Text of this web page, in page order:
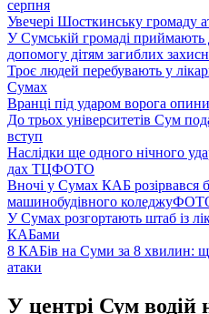
серпня
Увечері Шосткинську громаду
У Сумській громаді приймають
допомогу дітям загиблих
Троє людей перебувають у
Сумах
Вранці під ударом ворога
До трьох університетів Сум
вступ
Наслідки ще одного нічного
дах ТЦФОТО
Вночі у Сумах КАБ розірвався
машинобудівного коледжу
У Сумах розгортають штаб із
КАБами
8 КАБів на Суми за 8 хвилин:
атаки
У центрі Сум водій